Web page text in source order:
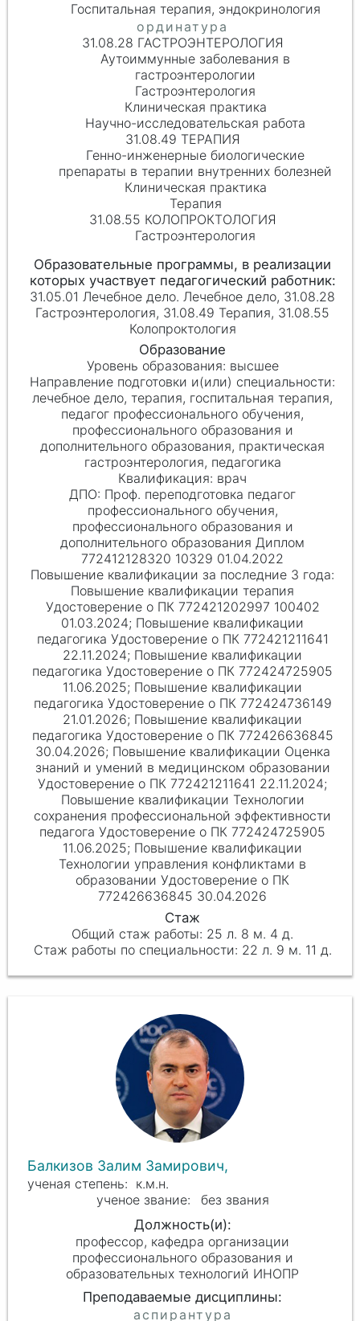
Госпитальная терапия, эндокринология
31.08.28 ГАСТРОЭНТЕРОЛОГИЯ
Аутоиммунные заболевания в
гастроэнтерологии
Гастроэнтерология
Клиническая практика
Научно-исследовательская работа
31.08.49 ТЕРАПИЯ
Генно-инженерные биологические
препараты в терапии внутренних болезней
Клиническая практика
Терапия
31.08.55 КОЛОПРОКТОЛОГИЯ
Гастроэнтерология
31.05.01 Лечебное дело. Лечебное дело, 31.08.28
Гастроэнтерология, 31.08.49 Терапия, 31.08.55
Колопроктология
высшее
лечебное дело, терапия, госпитальная терапия,
педагог профессионального обучения,
профессионального образования и
дополнительного образования, практическая
гастроэнтерология, педагогика
врач
Проф. переподготовка педагог
профессионального обучения,
профессионального образования и
дополнительного образования Диплом
772412128320 10329 01.04.2022
Повышение квалификации терапия
Удостоверение о ПК 772421202997 100402
01.03.2024; Повышение квалификации
педагогика Удостоверение о ПК 772421211641
22.11.2024; Повышение квалификации
педагогика Удостоверение о ПК 772424725905
11.06.2025; Повышение квалификации
педагогика Удостоверение о ПК 772424736149
21.01.2026; Повышение квалификации
педагогика Удостоверение о ПК 772426636845
30.04.2026; Повышение квалификации Оценка
знаний и умений в медицинском образовании
Удостоверение о ПК 772421211641 22.11.2024;
Повышение квалификации Технологии
сохранения профессиональной эффективности
педагога Удостоверение о ПК 772424725905
11.06.2025; Повышение квалификации
Технологии управления конфликтами в
образовании Удостоверение о ПК
772426636845 30.04.2026
25 л. 8 м. 4 д.
22 л. 9 м. 11 д.
Балкизов Залим Замирович,
к.м.н.
без звания
профессор, кафедра организации
профессионального образования и
образовательных технологий ИНОПР